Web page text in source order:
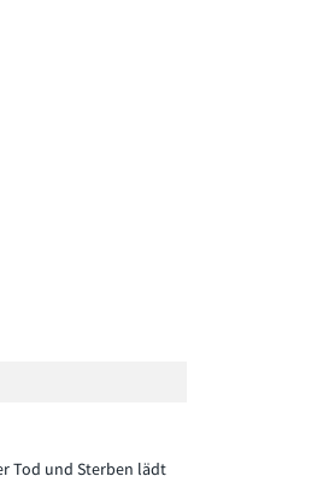
Tod und Sterben lädt